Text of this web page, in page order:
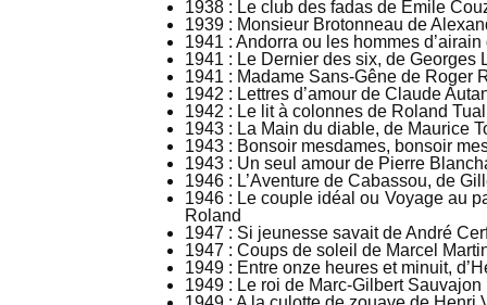
1938 : Le club des fadas de Émile
1939 : Monsieur Brotonneau de
1941 : Andorra ou les hommes
1941 : Le Dernier des six, de Georges
1941 : Madame Sans-Gêne de Roger
1942 : Lettres d’amour de Claude
1942 : Le lit à colonnes de Roland Tual
1943 : La Main du diable, de Maurice
1943 : Bonsoir mesdames, bonsoir
1943 : Un seul amour de Pierre
1946 : L’Aventure de Cabassou, de
1946 : Le couple idéal ou Voyage au
Roland
1947 : Si jeunesse savait de André
1947 : Coups de soleil de Marcel
1949 : Entre onze heures et minuit,
1949 : Le roi de Marc-Gilbert Sauvajon